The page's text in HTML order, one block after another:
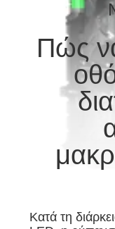
ΈΛΕΓΧΟΣ
Πώς
Κατά τη